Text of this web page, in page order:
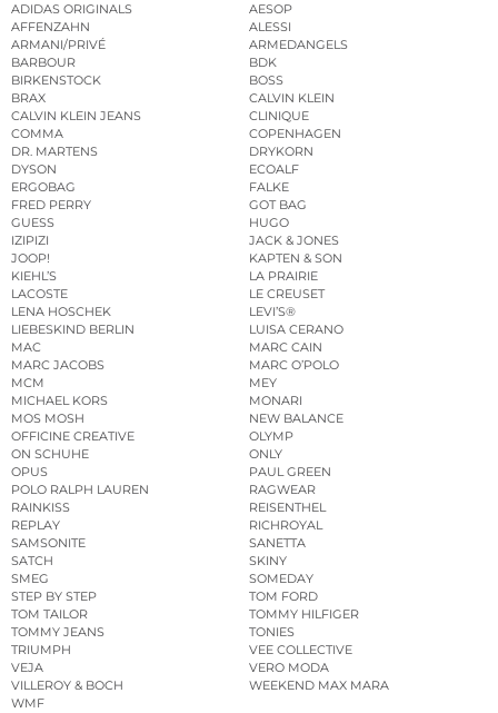
ADIDAS ORIGINALS
AESOP
AFFENZAHN
ALESSI
ARMANI/PRIVÉ
ARMEDANGELS
BARBOUR
BDK
BIRKENSTOCK
BOSS
BRAX
CALVIN KLEIN
CALVIN KLEIN JEANS
CLINIQUE
COMMA
COPENHAGEN
DR. MARTENS
DRYKORN
DYSON
ECOALF
ERGOBAG
FALKE
FRED PERRY
GOT BAG
GUESS
HUGO
IZIPIZI
JACK & JONES
JOOP!
KAPTEN & SON
KIEHL’S
LA PRAIRIE
LACOSTE
LE CREUSET
LENA HOSCHEK
LEVI’S®
LIEBESKIND BERLIN
LUISA CERANO
MAC
MARC CAIN
MARC JACOBS
MARC O’POLO
MCM
MEY
MICHAEL KORS
MONARI
MOS MOSH
NEW BALANCE
OFFICINE CREATIVE
OLYMP
ON SCHUHE
ONLY
OPUS
PAUL GREEN
POLO RALPH LAUREN
RAGWEAR
RAINKISS
REISENTHEL
REPLAY
RICHROYAL
SAMSONITE
SANETTA
SATCH
SKINY
SMEG
SOMEDAY
STEP BY STEP
TOM FORD
TOM TAILOR
TOMMY HILFIGER
TOMMY JEANS
TONIES
TRIUMPH
VEE COLLECTIVE
VEJA
VERO MODA
VILLEROY & BOCH
WEEKEND MAX MARA
WMF